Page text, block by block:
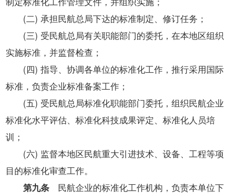
(二) 承担民航总局下达的标准制定、修订任务；
(三) 受民航总局有关职能部门的委托，在本地区组织
实施标准，并监督检查；
(四) 指导、协调各单位的标准化工作，推行采用国际
标准，负责企业标准备案工作；
(五) 受民航总局标准化职能部门委托，组织民航企业
标准化水平评估、标准化科技成果评定、标准化人员培
训；
(六) 监督本地区民航重大引进技术、设备、工程等项
目的标准化审查工作。
第九条民航企业的标准化工作机构，负责本单位下